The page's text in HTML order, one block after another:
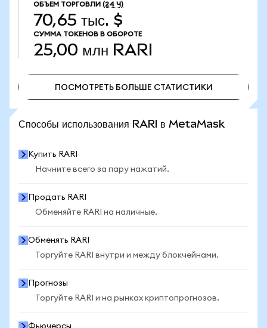
ОБЪЕМ ТОРГОВЛИ (24 Ч)
70,65 тыс. $
СУММА ТОКЕНОВ В ОБОРОТЕ
25,00 млн RARI
ПОСМОТРЕТЬ БОЛЬШЕ СТАТИСТИКИ
Способы использования RARI в MetaMask
Купить RARI
Начните всего за пару нажатий.
Продать RARI
Обменяйте RARI на наличные.
Обменять RARI
Торгуйте RARI внутри и между блокчейнами.
Прогнозы
Торгуйте RARI и на рынках криптопрогнозов.
Фьючерсы